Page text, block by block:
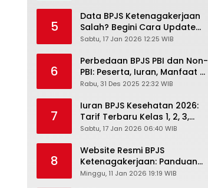
Cabang
5
Data BPJS Ketenagakerjaan
Salah? Begini Cara Update
Rekening, Alamat, HP di JMO
Sabtu, 17 Jan 2026 12:25 WIB
6
Perbedaan BPJS PBI dan Non-
PBI: Peserta, Iuran, Manfaat &
Masa Berlaku Terbaru 2026
Rabu, 31 Des 2025 22:32 WIB
7
Iuran BPJS Kesehatan 2026:
Tarif Terbaru Kelas 1, 2, 3,
Cara Bayar, Denda &
JKN-KIS
Sabtu, 17 Jan 2026 06:40 WIB
8
Website Resmi BPJS
Ketenagakerjaan: Panduan
Lengkap Akses dan Fitur
Minggu, 11 Jan 2026 19:19 WIB